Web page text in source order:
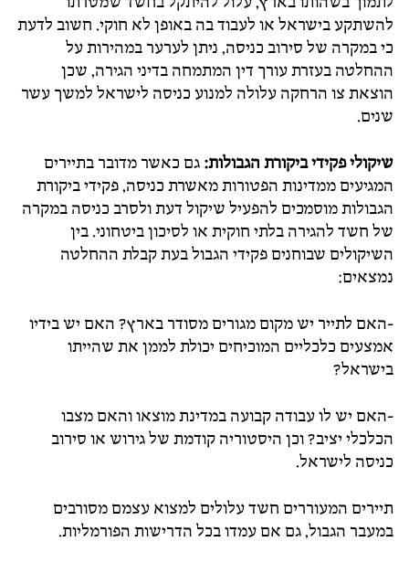
להשתקע בישראל או לעבוד בה באופן לא חוקי. חשוב לדעת
כי במקרה של סירוב כניסה, ניתן לערער במהירות על
ההחלטה בעזרת עורך דין המתמחה בדיני הגירה, שכן
הוצאת צו הרחקה עלולה למנוע כניסה לישראל למשך עשר
שנים.
שיקולי פקידי ביקורת הגבולות: גם כאשר מדובר בתיירים
המגיעים ממדינות הפטורות מאשרת כניסה, פקידי ביקורת
הגבולות מוסמכים להפעיל שיקול דעת ולסרב כניסה במקרה
של חשד להגירה בלתי חוקית או לסיכון ביטחוני. בין
השיקולים שבוחנים פקידי הגבול בעת קבלת ההחלטה
נמצאים:
-האם לתייר יש מקום מגורים מסודר בארץ? האם יש בידיו
אמצעים כלכליים המוכיחים יכולת לממן את שהייתו
בישראל?
-האם יש לו עבודה קבועה במדינת מוצאו והאם מצבו
הכלכלי יציב? וכן היסטוריה קודמת של גירוש או סירוב
כניסה לישראל.
תיירים המעוררים חשד עלולים למצוא עצמם מסורבים
במעבר הגבול, גם אם עמדו בכל הדרישות הפורמליות.